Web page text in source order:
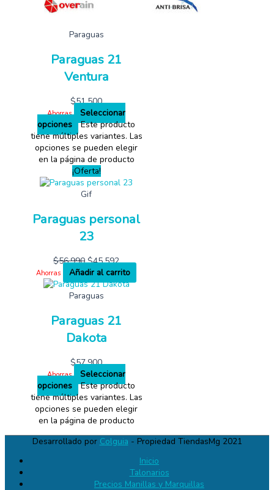
Paraguas
Paraguas 21
Ventura
$51,500
Ahorras
Seleccionar
opciones
Este producto
tiene múltiples variantes. Las
opciones se pueden elegir
en la página de producto
¡Oferta!
Gif
Paraguas personal
23
$56,990 $45,592
Ahorras
Añadir al carrito
Paraguas
Paraguas 21
Dakota
$57,900
Ahorras
Seleccionar
opciones
Este producto
tiene múltiples variantes. Las
opciones se pueden elegir
en la página de producto
Desarrollado por Colguia - Propiedad TiendasMg 2021
Inicio
Talonarios
Precios Manillas y Marquillas